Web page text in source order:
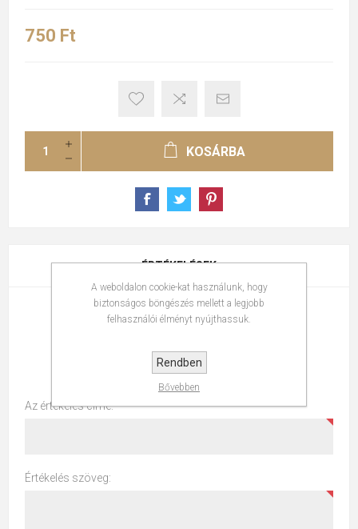
750 Ft
KOSÁRBA
ÉRTÉKELÉSEK
ÍRJA LE SAJÁT VÉLEMÉNYÉT
Értékelés csak vásárlás után lehetséges
Csak regisztrált felhasználók írhatnak értékelést
Az értékelés címe:
Értékelés szöveg:
A weboldalon cookie-kat használunk, hogy
biztonságos böngészés mellett a legjobb
felhasználói élményt nyújthassuk.
Rendben
Bővebben